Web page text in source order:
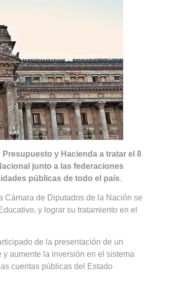
y Hacienda a tratar el 8
junto a las federaciones
públicas de todo el país.
Cámara de Diputados de la Nación se
y lograr su tratamiento en el
de la presentación de un
aumente la inversión en el sistema
cuentas públicas del Estado